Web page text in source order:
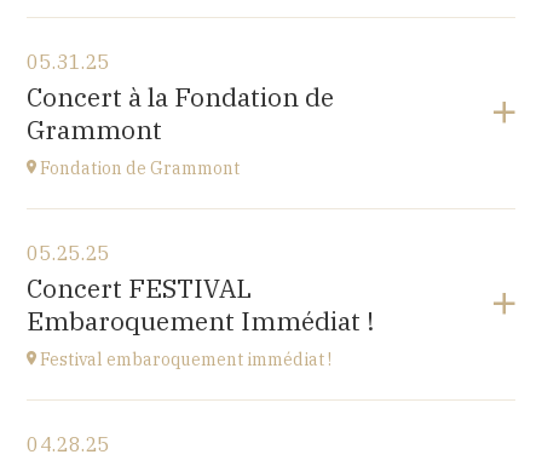
Cuse-et-Adrisans
(25680)
at20H
05.31.25
Concert à la Fondation de
Grammont
Fondation de Grammont
Fondation de Grammont
205 rue de l'Hôpital, 70110 VILLERSEXEL
at14H
05.25.25
Concert FESTIVAL
Embaroquement Immédiat !
Festival embaroquement immédiat !
04.28.25